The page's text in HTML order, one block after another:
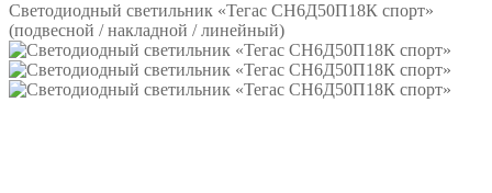
Светодиодный светильник «Тегас СН6Д50П18К спорт»
(подвесной / накладной / линейный)